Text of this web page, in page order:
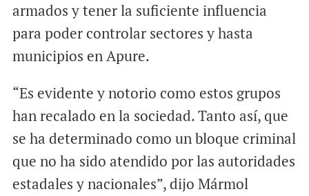
armados y tener la suficiente influencia
para poder controlar sectores y hasta
municipios en Apure.
“Es evidente y notorio como estos grupos
han recalado en la sociedad. Tanto así, que
se ha determinado como un bloque criminal
que no ha sido atendido por las autoridades
estadales y nacionales”, dijo Mármol